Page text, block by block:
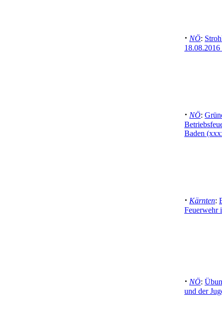
· NÖ:
· NÖ:
Baden
· Kärnten:
Feuerwehr
· NÖ:
und der